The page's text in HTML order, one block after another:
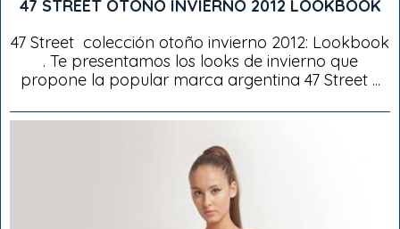
47 STREET OTOÑO INVIERNO 2012 LOOKBOOK
47 Street colección otoño invierno 2012: Lookbook
. Te presentamos los looks de invierno que
propone la popular marca argentina 47 Street ...